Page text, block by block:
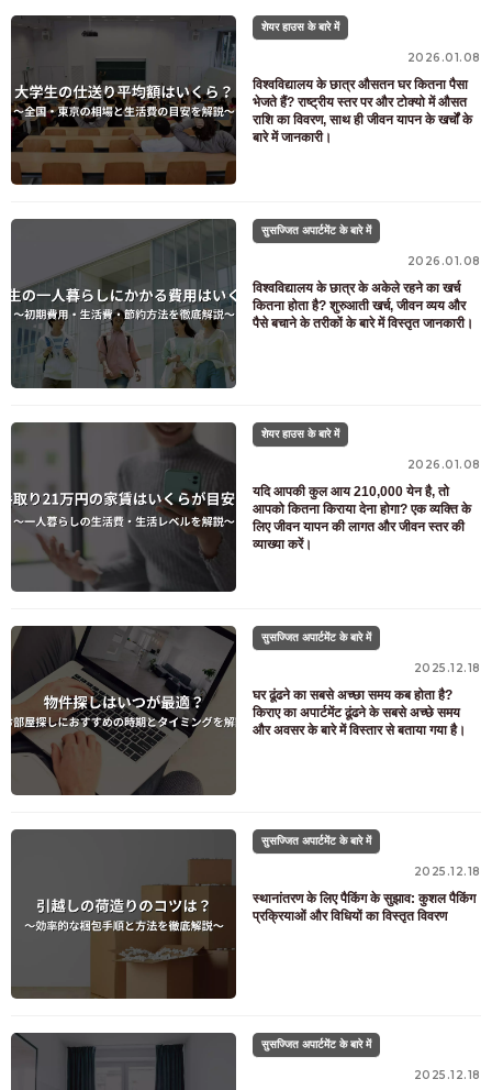
शेयर हाउस के बारे में
2026.01.08
विश्वविद्यालय के छात्र औसतन घर कितना पैसा
भेजते हैं? राष्ट्रीय स्तर पर और टोक्यो में औसत
राशि का विवरण, साथ ही जीवन यापन के खर्चों के
बारे में जानकारी।
सुसज्जित अपार्टमेंट के बारे में
2026.01.08
विश्वविद्यालय के छात्र के अकेले रहने का खर्च
कितना होता है? शुरुआती खर्च, जीवन व्यय और
पैसे बचाने के तरीकों के बारे में विस्तृत जानकारी।
शेयर हाउस के बारे में
2026.01.08
यदि आपकी कुल आय 210,000 येन है, तो
आपको कितना किराया देना होगा? एक व्यक्ति के
लिए जीवन यापन की लागत और जीवन स्तर की
व्याख्या करें।
सुसज्जित अपार्टमेंट के बारे में
2025.12.18
घर ढूंढने का सबसे अच्छा समय कब होता है?
किराए का अपार्टमेंट ढूंढने के सबसे अच्छे समय
और अवसर के बारे में विस्तार से बताया गया है।
सुसज्जित अपार्टमेंट के बारे में
2025.12.18
स्थानांतरण के लिए पैकिंग के सुझाव: कुशल पैकिंग
प्रक्रियाओं और विधियों का विस्तृत विवरण
सुसज्जित अपार्टमेंट के बारे में
2025.12.18